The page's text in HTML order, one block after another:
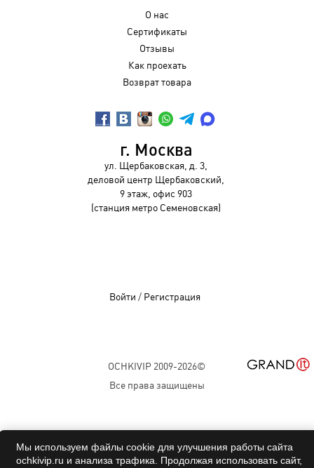
О нас
Сертификаты
Отзывы
Как проехать
Возврат товара
г. Москва
ул. Щербаковская, д. 3,
деловой центр Щербаковский,
9 этаж, офис 903
(станция метро Семеновская)
Войти / Регистрация
OCHKIVIP 2009-2026©
Все права защищены
Мы используем файлы cookie для улучшения работы сайта
ochkivip.ru и анализа трафика. Продолжая использовать сайт,